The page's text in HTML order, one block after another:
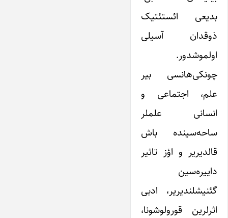
بدیعی ائستئتیک
ذوقدان آسیلی
اولموشدور.
چونکی‌هانسی بیر
علم، اجتماعی و
انسانی علملر
ساحه‌‌سینده باش
قالدیریر و اؤز تاثیر‌
داییره‌سین
گئنیشلندیریر، ادبی
اثر‌لرین قورولوشونا،